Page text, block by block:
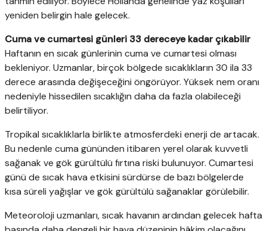
yeniden belirgin hale gelecek.
Cuma ve cumartesi günleri 33 dereceye kadar çıkabilir
Haftanın en sıcak günlerinin cuma ve cumartesi olması
bekleniyor. Uzmanlar, birçok bölgede sıcaklıkların 30 ila 33
derece arasında değişeceğini öngörüyor. Yüksek nem oranı
nedeniyle hissedilen sıcaklığın daha da fazla olabileceği
belirtiliyor.
Tropikal sıcaklıklarla birlikte atmosferdeki enerji de artacak.
Bu nedenle cuma gününden itibaren yerel olarak kuvvetli
sağanak ve gök gürültülü fırtına riski bulunuyor. Cumartesi
günü de sıcak hava etkisini sürdürse de bazı bölgelerde
kısa süreli yağışlar ve gök gürültülü sağanaklar görülebilir.
Meteoroloji uzmanları, sıcak havanın ardından gelecek hafta